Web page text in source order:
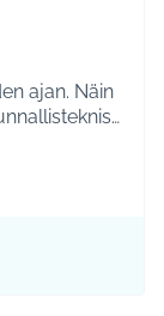
ajan. Näin
ja liikenne